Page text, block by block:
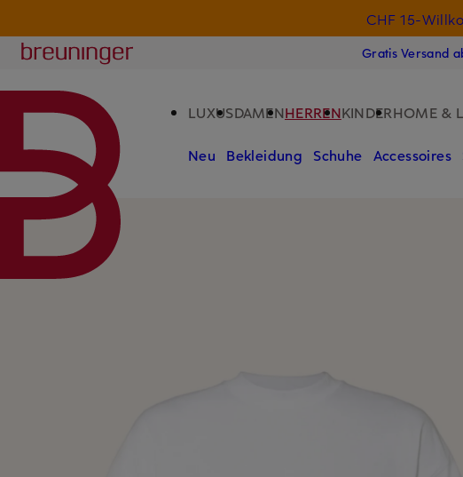
CHF 15-
Breuninger
Gratis Versand
LUXUSDAMENHERRENKINDERHOME &
Neu Bekleidung Schuhe Accessoires